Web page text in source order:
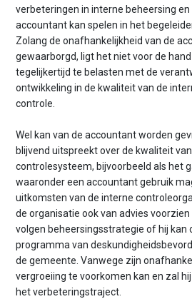
verbeteringen in interne beheersing en
accountant kan spelen in het
Zolang de onafhankelijkheid van de
gewaarborgd, ligt het niet voor de
tegelijkertijd te belasten met de
ontwikkeling in de kwaliteit van de
controle.
Wel kan van de accountant worden
blijvend uitspreekt over de kwaliteit
controlesysteem, bijvoorbeeld als het
waaronder een accountant gebruik
uitkomsten van de interne
de organisatie ook van advies
volgen beheersingsstrategie of hij kan
programma van
de gemeente. Vanwege zijn
vergroeiing te voorkomen kan en zal
het verbeteringstraject.